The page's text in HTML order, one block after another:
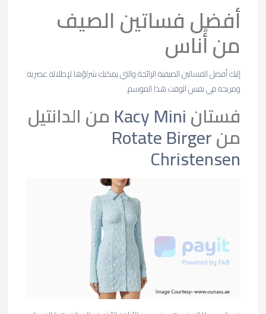
أفضل فساتين الصيف
من أُناس
إليك أفضل الفساتين الصيفية الرائجة والتي يمكنك شراؤها لإطلالة عصرية
ومريحة في نفس الوقت هذا الموسم.
فستانKacy Miniمن الدانتيل
منRotate Birger
Christensen